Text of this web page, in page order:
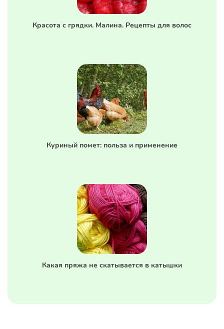
Красота с грядки. Малина. Рецепты для волос
Куриный помет: польза и применение
Какая пряжа не скатывается в катышки